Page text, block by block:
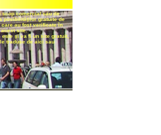
scop comercial sau de
posibilităţilor gratuite de
care au fost verificate în
acest site.
este şi va fi un site gratuit,
traduse de aici sau